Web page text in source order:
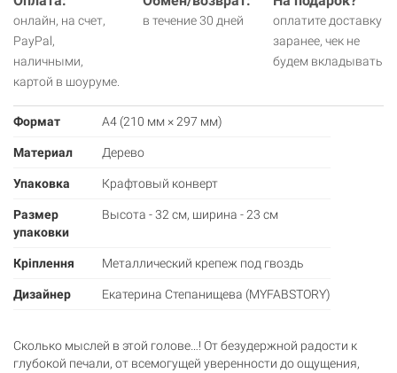
онлайн, на счет,
PayPal,
наличными,
картой в шоуруме.
в течение 30 дней
оплатите доставку
заранее, чек не
будем вкладывать
Формат А4 (210 мм × 297 мм)
Материал Дерево
Упаковка Крафтовый конверт
Размер
упаковки
Высота - 32 см, ширина - 23 см
Кріплення Металлический крепеж под гвоздь
Дизайнер Екатерина Степанищева (MYFABSTORY)
Сколько мыслей в этой голове…! От безудержной радости к
глубокой печали, от всемогущей уверенности до ощущения,